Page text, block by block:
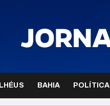
ILHÉUS BAHIA POLÍTICA